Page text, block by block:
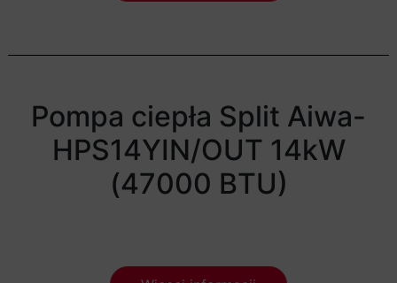
Pompa ciepła Split Aiwa-
HPS14YIN/OUT 14kW
(47000 BTU)